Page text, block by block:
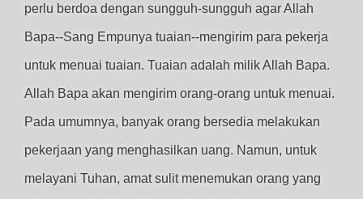
perlu berdoa dengan sungguh-sungguh agar Allah
Bapa--Sang Empunya tuaian--mengirim para pekerja
untuk menuai tuaian. Tuaian adalah milik Allah Bapa.
Allah Bapa akan mengirim orang-orang untuk menuai.
Pada umumnya, banyak orang bersedia melakukan
pekerjaan yang menghasilkan uang. Namun, untuk
melayani Tuhan, amat sulit menemukan orang yang